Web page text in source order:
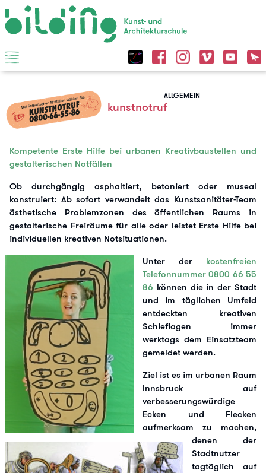
ALLGEMEIN
kunstnotruf
Kompetente Erste Hilfe bei urbanen Kreativbaustellen und
gestalterischen Notfällen
Ob durchgängig asphaltiert, betoniert oder museal
konstruiert: Ab sofort verwandelt das Kunstsanitäter-Team
ästhetische Problemzonen des öffentlichen Raums in
gestalterische Freiräume für alle oder leistet Erste Hilfe bei
individuellen kreativen Notsituationen.
Unter der kostenfreien
Telefonnummer 0800 66 55
86 können die in der Stadt
und im täglichen Umfeld
entdeckten kreativen
Schieflagen immer
werktags dem Einsatzteam
gemeldet werden.
Ziel ist es im urbanen Raum
Innsbruck auf
verbesserungswürdige
Ecken und Flecken
aufmerksam zu machen,
denen der
Stadtnutzer
tagtäglich auf